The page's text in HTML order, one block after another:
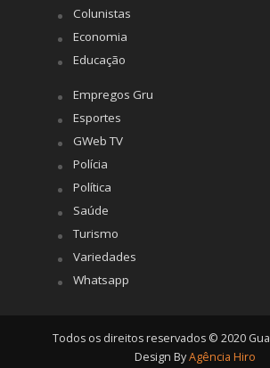
Colunistas
Economia
Educação
Empregos Gru
Esportes
GWeb TV
Polícia
Política
Saúde
Turismo
Variedades
Whatsapp
Todos os direitos reservados © 2020
Design ByAgência Hiro